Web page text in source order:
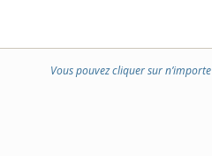
Vous pouvez cliquer sur